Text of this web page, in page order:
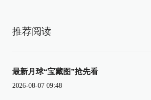
推荐阅读
最新月球“宝藏图”抢先看
2026-08-07 09:48